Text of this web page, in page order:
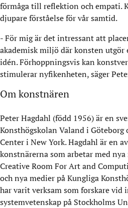
förmåga till reflektion och empati.
djupare förståelse för vår samtid.
- För mig är det intressant att
akademisk miljö där konsten utgör
idén. Förhoppningsvis kan
stimulerar nyfikenheten, säger
Om konstnären
Peter Hagdahl (född 1956) är en
Konsthögskolan Valand i Göteborg
Center i New York. Hagdahl är en
konstnärerna som arbetar med
Creative Room For Art and
och nya medier på Kungliga
har varit verksam som forskare
systemvetenskap på Stockholms